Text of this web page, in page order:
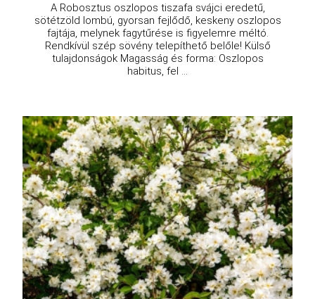
A Robosztus oszlopos tiszafa svájci eredetű,
sötétzöld lombú, gyorsan fejlődő, keskeny oszlopos
fajtája, melynek fagytűrése is figyelemre méltó.
Rendkívül szép sövény telepíthető belőle! Külső
tulajdonságok Magasság és forma: Oszlopos
habitus, fel ...